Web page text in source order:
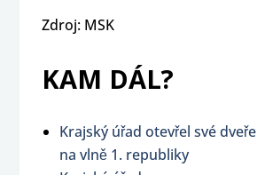
Zdroj: MSK
KAM DÁL?
Krajský úřad otevřel své dveře
na vlně 1. republiky